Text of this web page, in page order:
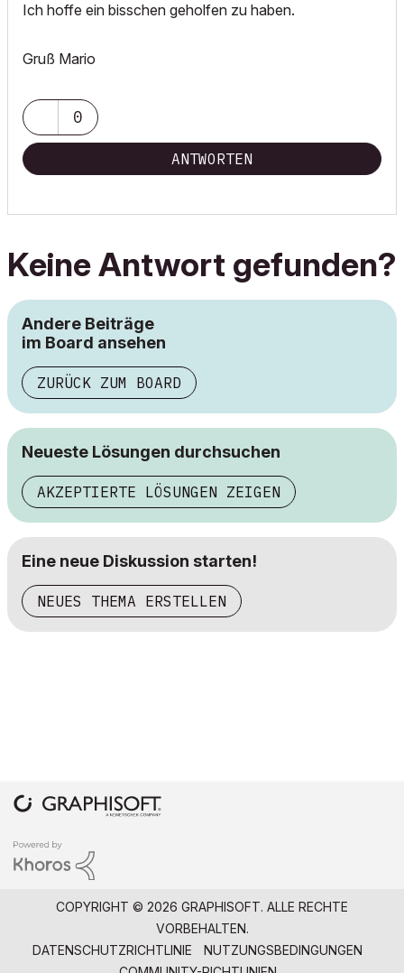
Ich hoffe ein bisschen geholfen zu haben.
Gruß Mario
0
ANTWORTEN
Keine Antwort gefunden?
Andere Beiträge
im Board ansehen
ZURÜCK ZUM BOARD
Neueste Lösungen durchsuchen
AKZEPTIERTE LÖSUNGEN ZEIGEN
Eine neue Diskussion starten!
NEUES THEMA ERSTELLEN
COPYRIGHT © 2026 GRAPHISOFT. ALLE RECHTE
VORBEHALTEN.
DATENSCHUTZRICHTLINIE
NUTZUNGSBEDINGUNGEN